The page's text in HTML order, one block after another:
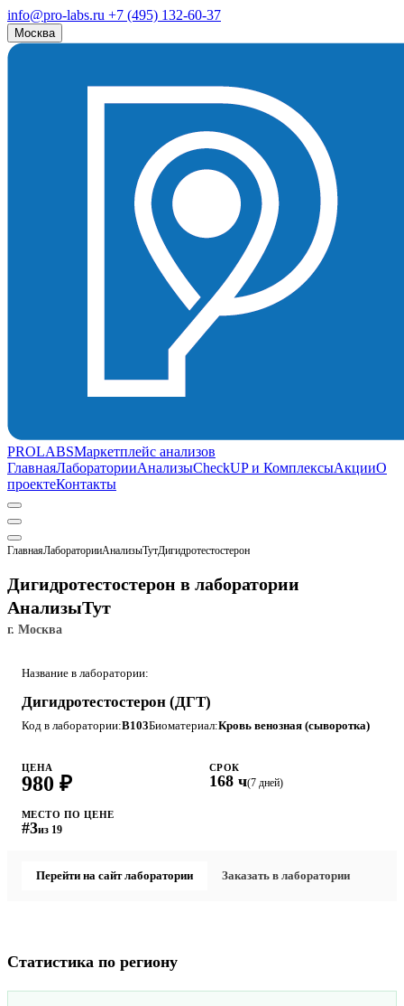
info@pro-labs.ru +7 (495) 132-60-37
Москва
PROLABSМаркетплейс анализов
ГлавнаяЛабораторииАнализыCheckUP и КомплексыАкцииО
проектеКонтакты
ГлавнаяЛабораторииАнализыТутДигидротестостерон
Дигидротестостерон в лаборатории
АнализыТут
г. Москва
Название в лаборатории:
Дигидротестостерон (ДГТ)
Код в лаборатории:B103Биоматериал:Кровь венозная (сыворотка)
ЦЕНА
980 ₽
СРОК
168 ч(7 дней)
МЕСТО ПО ЦЕНЕ
#3из 19
Перейти на сайт лаборатории Заказать в лаборатории
Статистика по региону